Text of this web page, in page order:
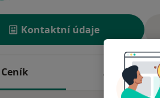
Kontaktní údaje
Ceník Adresy